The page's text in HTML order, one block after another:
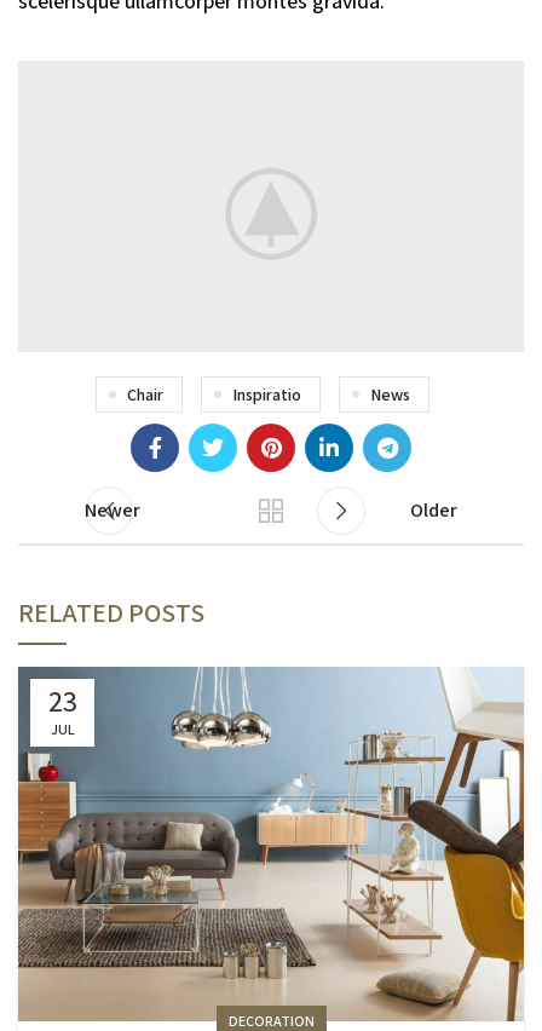
Chair Inspiratio News
Newer Older
RELATED POSTS
23
JUL
DECORATION